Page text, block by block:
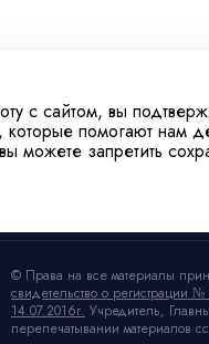
с сайтом, вы
помогают нам
можете запретить
© Права на все материалы
свидетельство о регистрации
14.07.2016г. Учредитель,
перепечатывании материалов